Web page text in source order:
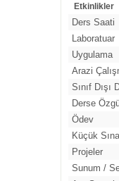
Etkinlikler
Ders Saati
Laboratuar
Uygulama
Arazi
Sınıf Dışı
Derse
Ödev
Küçük
Projeler
Sunum /